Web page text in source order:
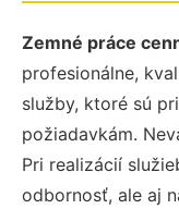
Zemné práce
profesionálne,
služby, ktoré sú
požiadavkám.
Pri realizácií
odbornosť, ale aj